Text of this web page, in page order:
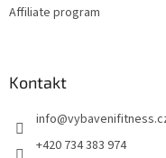
Affiliate program
Kontakt
info@
+420 734 383 974